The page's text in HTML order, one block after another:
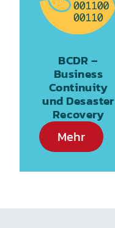
BCDR –
Business
Continuity
und Desaster
Recovery
Mehr